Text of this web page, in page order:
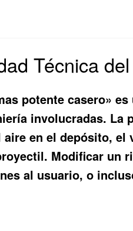
Técnica
potente casero»
involucradas. La
en el depósito,
Modificar un
al usuario, o